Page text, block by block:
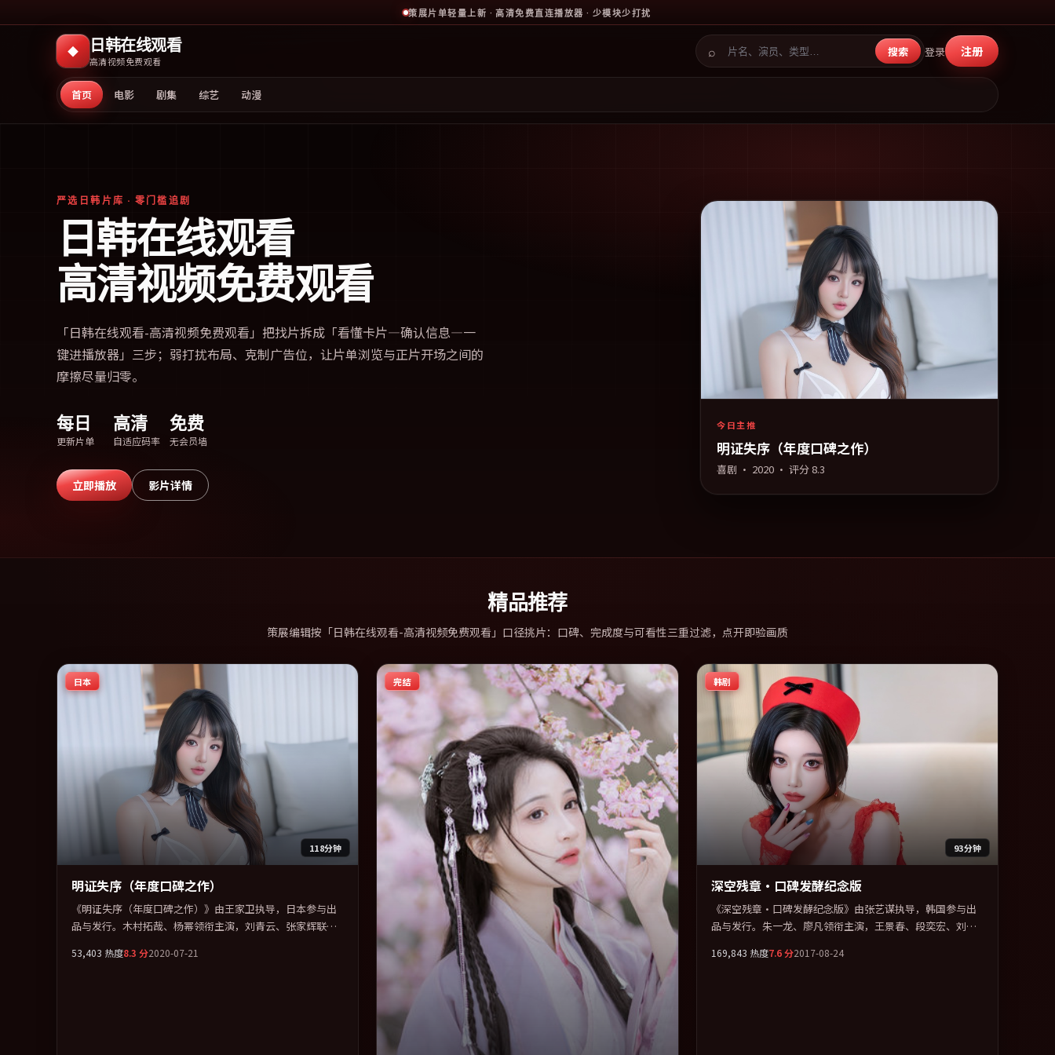
策展片单轻量上新 · 高清免费直连播放器 · 少模块少打扰
◆ 日韩在线观看
高清视频免费观看
首页 电影 剧集 综艺 动漫
⌕ 搜索 登录 注册
严选日韩片库 · 零门槛追剧
日韩在线观看
高清视频免费观看
「日韩在线观看-高清视频免费观看 」把找片拆成「看懂卡片—确认信息—一
键进播放器」三步；弱打扰布局、克制广告位，让片单浏览与正片开场之间的
摩擦尽量归零。
每日
更新片单
高清
自适应码率
免费
无会员墙
立即播放 影片详情
今日主推
明证失序（年度口碑之作）
喜剧 · 2020· 评分 8.3
精品推荐
策展编辑按「日韩在线观看-高清视频免费观看」口径挑片：口碑、完成度与可看性三重过滤，点开即验画质
日本
118分钟
明证失序（年度口碑之作）
《明证失序（年度口碑之作）》由王家卫执导，日本参与出
品与发行。木村拓哉、杨幂领衔主演，刘青云、张家辉联袂
剧」类型为骨架，在叙事、表演与视听上力求统一。定于
53,403 热度8.3 分2020-07-21
完结 韩剧
93分钟
深空残章·口碑发酵纪念版
《深空残章·口碑发酵纪念版》由张艺谋执导，韩国参与出
品与发行。朱一龙、廖凡领衔主演，王景春、段奕宏、刘青
达。全片以「悬疑」类型为骨架，在叙事、表演与视听上力
169,843 热度7.6分2017-08-24